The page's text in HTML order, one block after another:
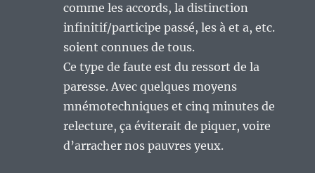
comme les accords, la distinction
infinitif/participe passé, les à et a, etc.
soient connues de tous.
Ce type de faute est du ressort de la
paresse. Avec quelques moyens
mnémotechniques et cinq minutes de
relecture, ça éviterait de piquer, voire
d’arracher nos pauvres yeux.